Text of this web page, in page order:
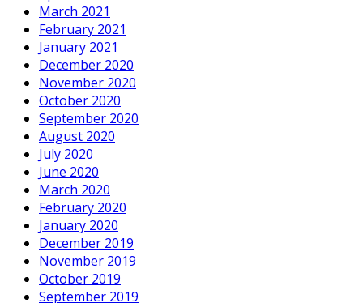
March 2021
February 2021
January 2021
December 2020
November 2020
October 2020
September 2020
August 2020
July 2020
June 2020
March 2020
February 2020
January 2020
December 2019
November 2019
October 2019
September 2019